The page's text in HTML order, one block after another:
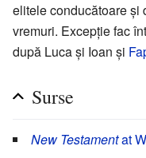
elitele conducătoare şi
vremuri. Excepţie fac
după Luca şi Ioan şi
Surse
New Testamentat